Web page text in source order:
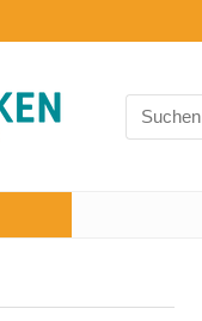
Search
for: